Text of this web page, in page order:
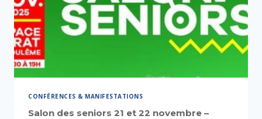
CONFÉRENCES & MANIFESTATIONS
Salon des seniors 21 et 22 novembre –